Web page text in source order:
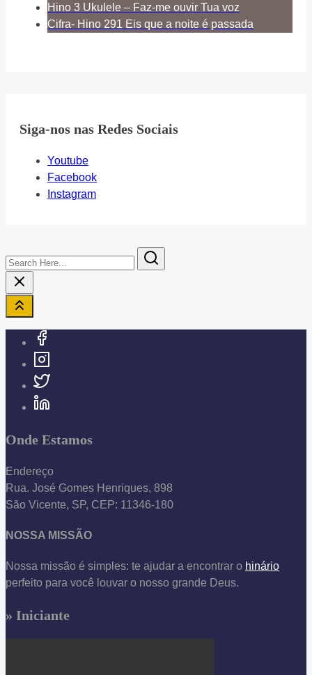
Hino 3 Ukulele – Faz-me ouvir Tua voz
Cifra- Hino 291 Eis que a noite é passada
Siga-nos nas Redes Sociais
Youtube
Facebook
Instagram
Search
Here...
Onde Estamos
Endereço
Rua. José Gomes Henriques, 898
São Vicente, SP, CEP: 11346-180
NOSSA MISSÃO
Nossa missão é simples: te ajudar a encontrar o hinário
perfeito para você louvar o nosso grande Deus.
» Iniciante